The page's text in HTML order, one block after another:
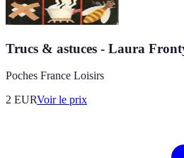
Trucs & astuces - Laura
Poches France Loisirs
2 EURVoir le prix